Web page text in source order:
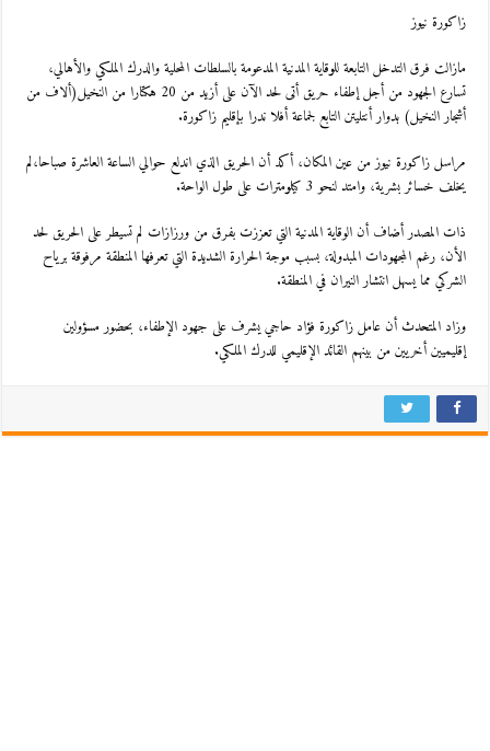
زاكورة نيوز
مازالت فرق التدخل التابعة للوقاية المدنية المدعومة بالسلطات المحلية والدرك الملكي والأهالي،
تسارع الجهود من أجل إطفاء حريق أتى لحد الآن على أزيد من 20 هكتارا من النخيل(ألاف من
أشجار النخيل) بدوار أنتليتن التابع لجماعة أفلا ندرا بإقليم زاكورة.
مراسل زاكورة نيوز من عين المكان، أكد أن الحريق الذي اندلع حوالي الساعة العاشرة صباحا،لم
يخلف خسائر بشرية، وامتد لنحو 3 كيلومترات على طول الواحة.
ذات المصدر أضاف أن الوقاية المدنية التي تعززت بفرق من ورزازات لم تسيطر على الحريق لحد
الأن، رغم المجهودات المبدولة، بسبب موجة الحرارة الشديدة التي تعرفها المنطقة مرفوقة برياح
الشركي مما يسهل انتشار النيران في المنطقة.
وزاد المتحدث أن عامل زاكورة فؤاد حاجي يشرف على جهود الإطفاء، بحضور مسؤولين
إقليميين أخريين من بينهم القائد الإقليمي للدرك الملكي.